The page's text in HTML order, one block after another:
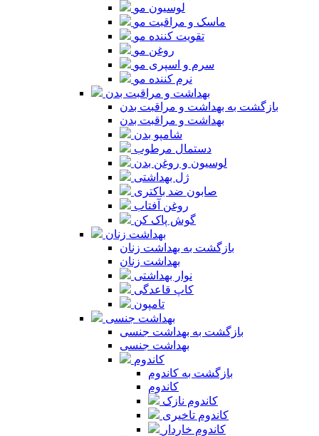
لوسیون مو
ماسک و مراقبت مو
تقویت کننده مو
روغن مو
سرم و اسپری مو
نرم کننده مو
بهداشت و مراقبت بدن
بازگشت به بهداشت و مراقبت بدن
بهداشت و مراقبت بدن
شامپو بدن
دستمال مرطوب
لوسیون و روغن بدن
ژل بهداشتی
صابون ضد باکتری
روغن آفتاب
گوش پاک کن
بهداشت زنان
بازگشت به بهداشت زنان
بهداشت زنان
نوار بهداشتی
کاپ قاعدگی
تامپون
بهداشت جنسی
بازگشت به بهداشت جنسی
بهداشت جنسی
کاندوم
بازگشت به کاندوم
کاندوم
کاندوم نازک
کاندوم تاخیری
کاندوم خاردار